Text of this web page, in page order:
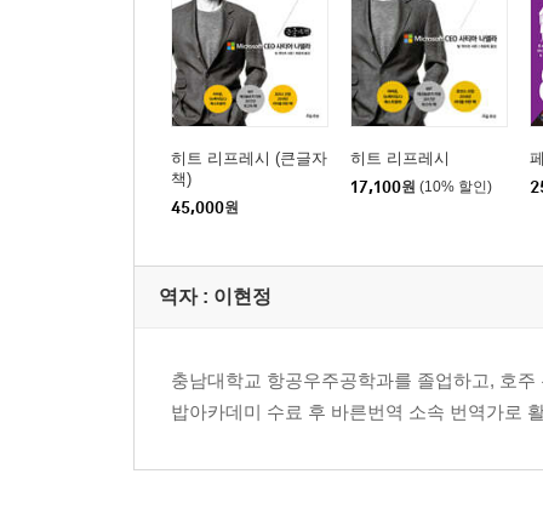
히트 리프레시 (큰글자
책)
45,000원
히트 리프레시
17,100원 (10% 할인)
역자 : 이현정
충남대학교 항공우주공학과를 졸업하고, 호
밥아카데미 수료 후 바른번역 소속 번역가로